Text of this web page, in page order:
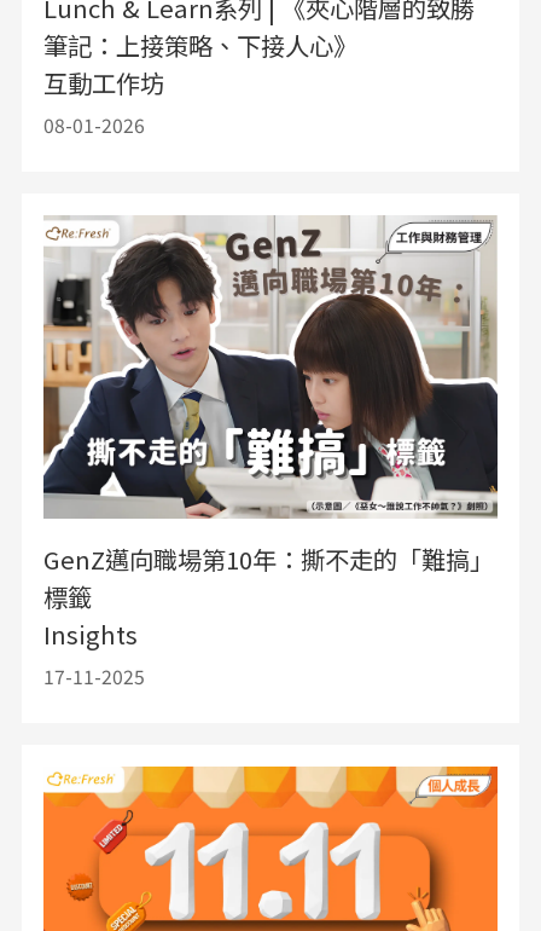
Lunch & Learn系列 | 《夾心階層的致勝
筆記：上接策略、下接人心》
互動工作坊
08-01-2026
GenZ邁向職場第10年：撕不走的「難搞」
標籤
Insights
17-11-2025